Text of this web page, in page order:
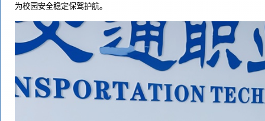
为校园安全稳定保驾护航。